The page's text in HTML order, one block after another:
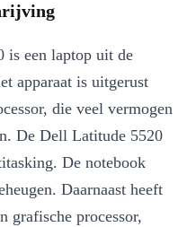
is een laptop uit de
apparaat is uitgerust
die veel vermogen
De Dell Latitude 5520
De notebook
Daarnaast heeft
grafische processor,